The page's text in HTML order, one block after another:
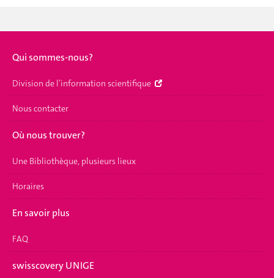
Qui sommes-nous?
Division de l’information scientifique
Nous contacter
Où nous trouver?
Une Bibliothèque, plusieurs lieux
Horaires
En savoir plus
FAQ
swisscovery UNIGE